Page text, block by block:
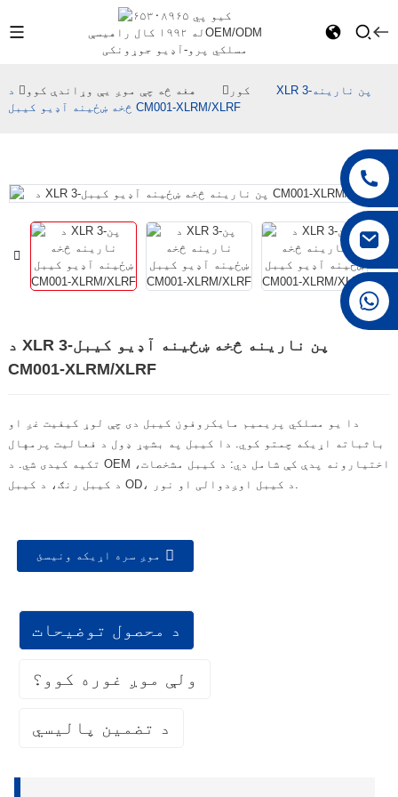
له ۱۹۹۲ کال راهیسې OEM/ODM
مسلکي پرو-آډیو جوړونکی
+۸۶ ۱۵۱۶۸۵۹۲۷۱۱
کور هغه څه چې موږ یې وړاندې کوو
د XLR 3-پن نارینه
څخه ښځینه آډیو کیبل CM001-XLRM/XLRF
د XLR 3-پن نارینه څخه ښځینه آډیو کیبل
CM001-XLRM/XLRF
دا یو مسلکي پریمیم مایکروفون کیبل دی چې لوړ کیفیت غږ او
باثباته اړیکه چمتو کوي. دا کیبل په بشپړ ډول د فعالیت پرمهال
تکیه کیدی شي. د OEM اختیارونه پدې کې شامل دي: د کیبل مشخصات،
د کیبل رنګ، د کیبل OD، د کیبل اوږدوالی او نور.
موږ سره اړیکه ونیسئ
د محصول توضیحات
ولې موږ غوره کوو؟
د تضمین پالیسي
د اصلي تجهیزاتو جوړونکي (OEM) فابریکې په توګه، موږ خپل